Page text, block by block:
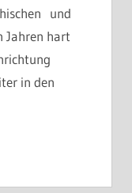
und
Jahren hart
in den